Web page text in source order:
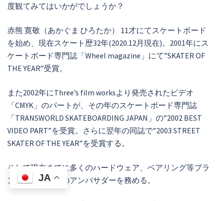
度観てみてはいかがでしょうか？
赤熊 寛敬（あかぐま ひろたか） 11才にてスケートボード
を始め、現在スケート歴32年(2020.12月現在)。2001年にス
ケートボード専門誌「Wheel magazine」にて”SKATER OF
THE YEAR”受賞。
また2002年にThree’s film worksより発売されたビデオ
「CMYK」のパートが、その年のスケートボード専門誌
「TRANSWORLD SKATEBOARDING JAPAN」の”2002 BEST
VIDEO PART”を受賞。さらに翌年の同誌で”2003 STREET
SKATER OF THE YEAR”を受賞する。
そして現在までに多くのハードウェア、ベアリング等ブラ
ンド立ち上げ時のアンバサダーを務める。
JA